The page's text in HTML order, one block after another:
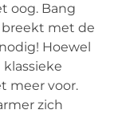
oog. Bang
met de
Hoewel
meer voor.
zich